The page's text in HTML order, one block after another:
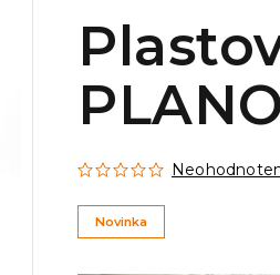
PLANO
Novinka